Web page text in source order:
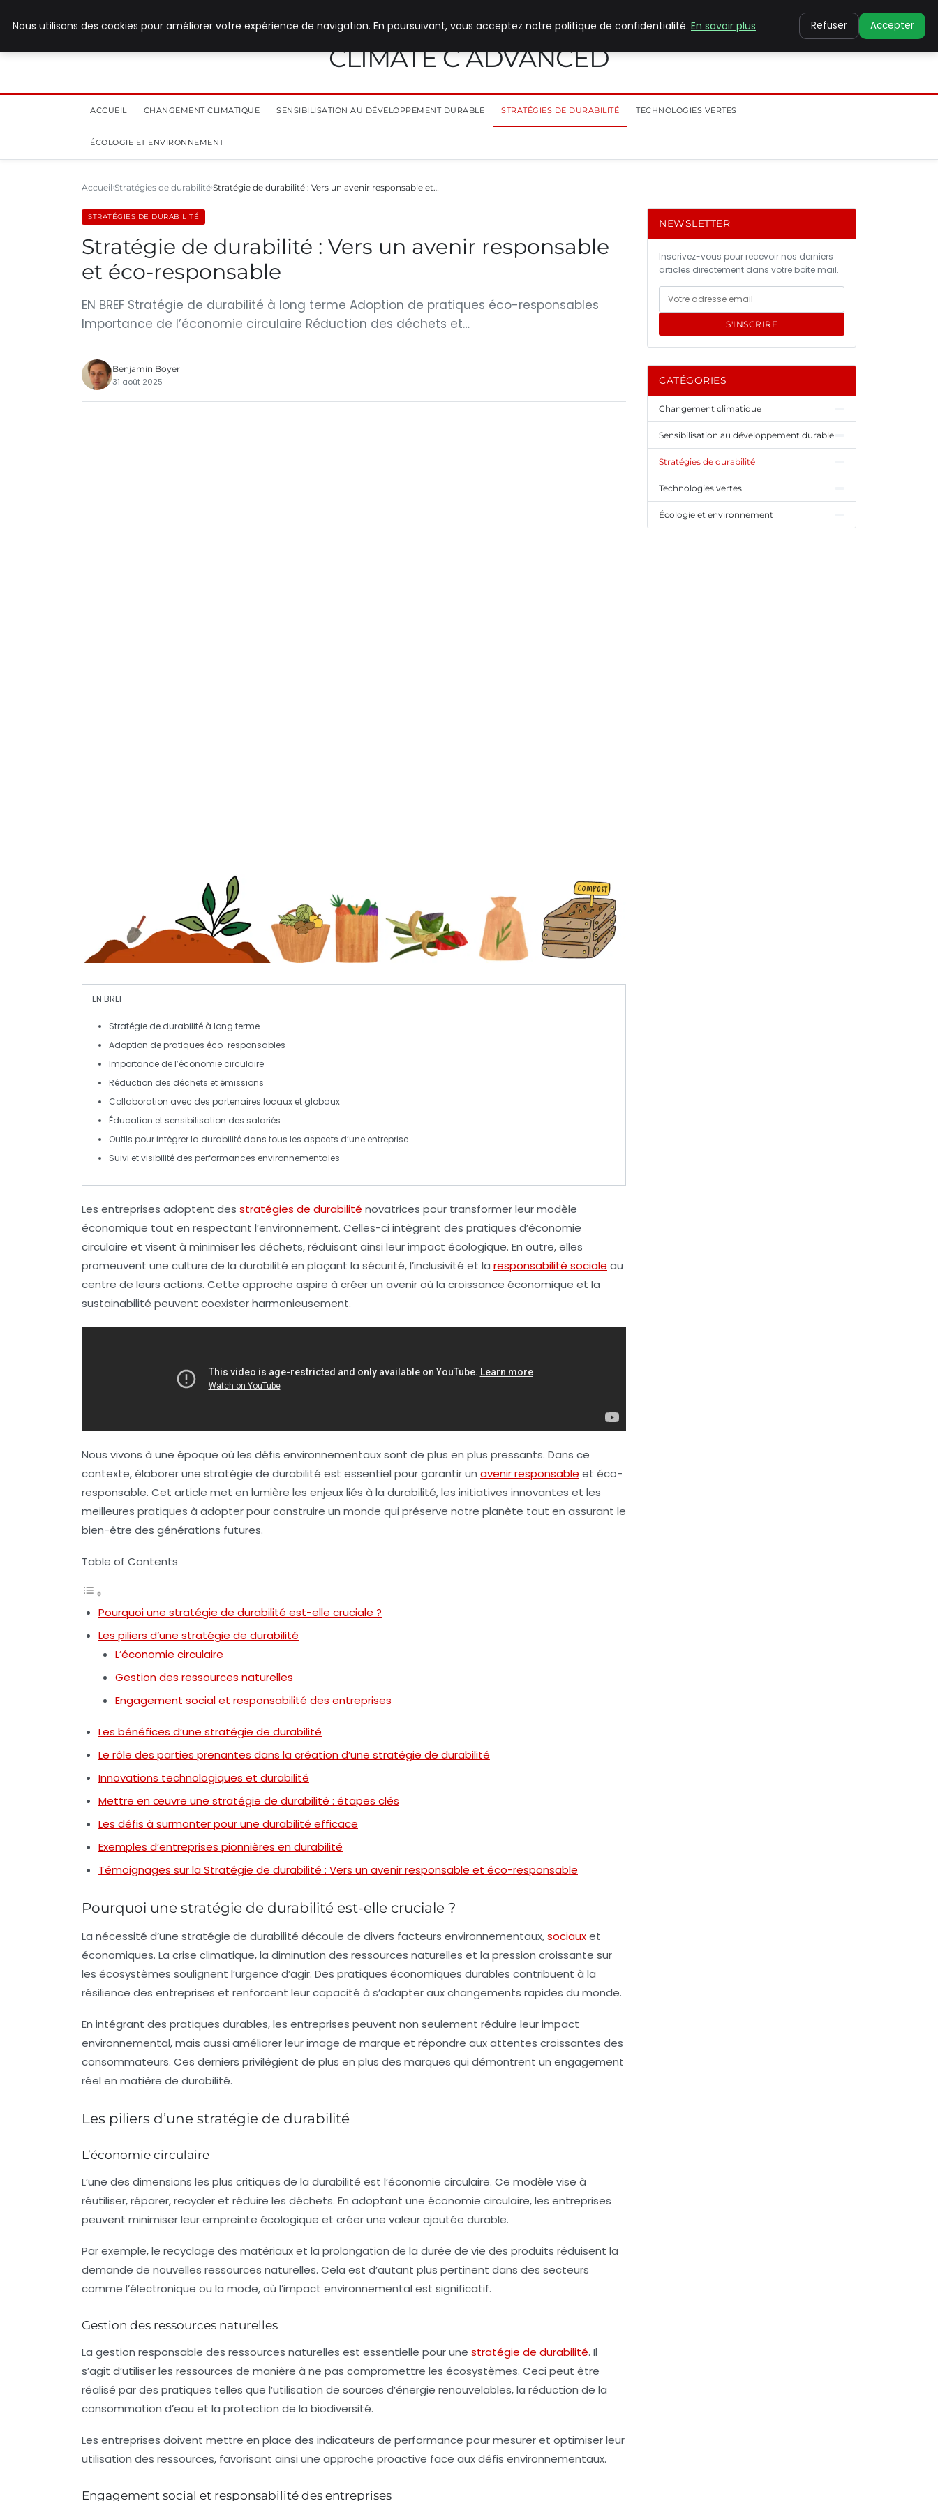
CLIMATE C ADVANCED
ACCUEIL CHANGEMENT CLIMATIQUE SENSIBILISATION AU DÉVELOPPEMENT DURABLE STRATÉGIES DE DURABILITÉ TECHNOLOGIES VERTES
ÉCOLOGIE ET ENVIRONNEMENT
Accueil Stratégies de durabilité Stratégie de durabilité : Vers un avenir responsable et…
STRATÉGIES DE DURABILITÉ
Stratégie de durabilité : Vers un avenir responsable
et éco-responsable
EN BREF Stratégie de durabilité à long terme Adoption de pratiques éco-responsables
Importance de l’économie circulaire Réduction des déchets et…
Benjamin Boyer
31 août 2025
EN BREF
Stratégie de durabilité à long terme
Adoption de pratiques éco-responsables
Importance de l’économie circulaire
Réduction des déchets et émissions
Collaboration avec des partenaires locaux et globaux
Éducation et sensibilisation des salariés
Outils pour intégrer la durabilité dans tous les aspects d’une entreprise
Suivi et visibilité des performances environnementales
Les entreprises adoptent des stratégies de durabilité novatrices pour transformer leur modèle
économique tout en respectant l’environnement. Celles-ci intègrent des pratiques d’économie
circulaire et visent à minimiser les déchets, réduisant ainsi leur impact écologique. En outre, elles
promeuvent une culture de la durabilité en plaçant la sécurité, l’inclusivité et la responsabilité sociale au
centre de leurs actions. Cette approche aspire à créer un avenir où la croissance économique et la
sustainabilité peuvent coexister harmonieusement.
Nous vivons à une époque où les défis environnementaux sont de plus en plus pressants. Dans ce
contexte, élaborer une stratégie de durabilité est essentiel pour garantir un avenir responsable et éco-
responsable. Cet article met en lumière les enjeux liés à la durabilité, les initiatives innovantes et les
meilleures pratiques à adopter pour construire un monde qui préserve notre planète tout en assurant le
bien-être des générations futures.
Table of Contents
Pourquoi une stratégie de durabilité est-elle cruciale ?
Les piliers d’une stratégie de durabilité
L’économie circulaire
Gestion des ressources naturelles
Engagement social et responsabilité des entreprises
Les bénéfices d’une stratégie de durabilité
Le rôle des parties prenantes dans la création d’une stratégie de durabilité
Innovations technologiques et durabilité
Mettre en œuvre une stratégie de durabilité : étapes clés
Les défis à surmonter pour une durabilité efficace
Exemples d’entreprises pionnières en durabilité
Témoignages sur la Stratégie de durabilité : Vers un avenir responsable et éco-responsable
Pourquoi une stratégie de durabilité est-elle cruciale ?
La nécessité d’une stratégie de durabilité découle de divers facteurs environnementaux,sociauxet
économiques. La crise climatique, la diminution des ressources naturelles et la pression croissante sur
les écosystèmes soulignent l’urgence d’agir. Des pratiques économiques durables contribuent à la
résilience des entreprises et renforcent leur capacité à s’adapter aux changements rapides du monde.
En intégrant des pratiques durables, les entreprises peuvent non seulement réduire leur impact
environnemental, mais aussi améliorer leur image de marque et répondre aux attentes croissantes des
consommateurs. Ces derniers privilégient de plus en plus des marques qui démontrent un engagement
réel en matière de durabilité.
Les piliers d’une stratégie de durabilité
L’économie circulaire
L’une des dimensions les plus critiques de la durabilité est l’économie circulaire. Ce modèle vise à
réutiliser, réparer, recycler et réduire les déchets. En adoptant une économie circulaire, les entreprises
peuvent minimiser leur empreinte écologique et créer une valeur ajoutée durable.
Par exemple, le recyclage des matériaux et la prolongation de la durée de vie des produits réduisent la
demande de nouvelles ressources naturelles. Cela est d’autant plus pertinent dans des secteurs
comme l’électronique ou la mode, où l’impact environnemental est significatif.
Gestion des ressources naturelles
La gestion responsable des ressources naturelles est essentielle pour une stratégie de durabilité. Il
s’agit d’utiliser les ressources de manière à ne pas compromettre les écosystèmes. Ceci peut être
réalisé par des pratiques telles que l’utilisation de sources d’énergie renouvelables, la réduction de la
consommation d’eau et la protection de la biodiversité.
Les entreprises doivent mettre en place des indicateurs de performance pour mesurer et optimiser leur
utilisation des ressources, favorisant ainsi une approche proactive face aux défis environnementaux.
Engagement social et responsabilité des entreprises
NEWSLETTER
Inscrivez-vous pour recevoir nos derniers
articles directement dans votre boîte mail.
S'INSCRIRE
CATÉGORIES
Changement climatique
Sensibilisation au développement durable
Stratégies de durabilité
Technologies vertes
Écologie et environnement
Nous utilisons des cookies pour améliorer votre expérience de navigation. En poursuivant, vous acceptez notre politique de confidentialité. En savoir plus Refuser Accepter